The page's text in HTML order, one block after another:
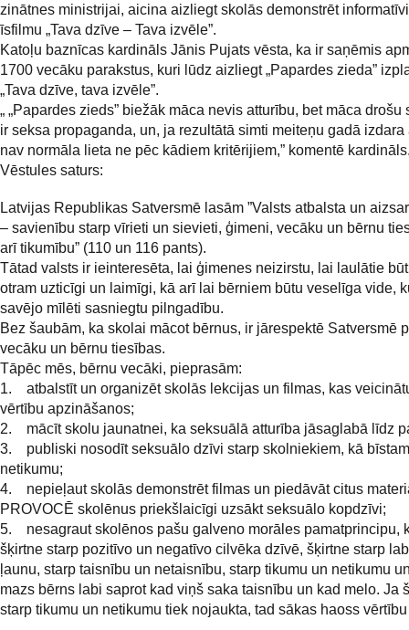
zinātnes ministrijai, aicina aizliegt skolās demonstrēt
īsfilmu „Tava dzīve – Tava izvēle”.
Katoļu baznīcas kardināls Jānis Pujats vēsta, ka ir saņēmis
1700 vecāku parakstus, kuri lūdz aizliegt „Papardes zieda”
„Tava dzīve, tava izvēle”.
„ „Papardes zieds” biežāk māca nevis atturību, bet māca drošu
ir seksa propaganda, un, ja rezultātā simti meiteņu gadā izdara
nav normāla lieta ne pēc kādiem kritērijiem,” komentē
Vēstules saturs:
Latvijas Republikas Satversmē lasām ”Valsts atbalsta un
– savienību starp vīrieti un sievieti, ģimeni, vecāku un bērnu
arī tikumību” (110 un 116 pants).
Tātad valsts ir ieinteresēta, lai ģimenes neizirstu, lai laulātie
otram uzticīgi un laimīgi, kā arī lai bērniem būtu veselīga vide,
savējo mīlēti sasniegtu pilngadību.
Bez šaubām, ka skolai mācot bērnus, ir jārespektē Satversmē
vecāku un bērnu tiesības.
Tāpēc mēs, bērnu vecāki, pieprasām:
1. atbalstīt un organizēt skolās lekcijas un filmas, kas
vērtību apzināšanos;
2. mācīt skolu jaunatnei, ka seksuālā atturība jāsaglabā līdz
3. publiski nosodīt seksuālo dzīvi starp skolniekiem, kā
netikumu;
4. nepieļaut skolās demonstrēt filmas un piedāvāt citus
PROVOCĒ skolēnus priekšlaicīgi uzsākt seksuālo kopdzīvi;
5. nesagraut skolēnos pašu galveno morāles pamatprincipu,
šķirtne starp pozitīvo un negatīvo cilvēka dzīvē, šķirtne starp
ļaunu, starp taisnību un netaisnību, starp tikumu un netikumu
mazs bērns labi saprot kad viņš saka taisnību un kad melo. Ja
starp tikumu un netikumu tiek nojaukta, tad sākas haoss